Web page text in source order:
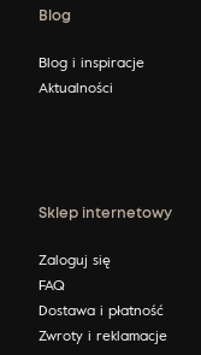
Blog
Blog i inspiracje
Aktualności
Sklep internetowy
Zaloguj się
FAQ
Dostawa i płatność
Zwroty i reklamacje